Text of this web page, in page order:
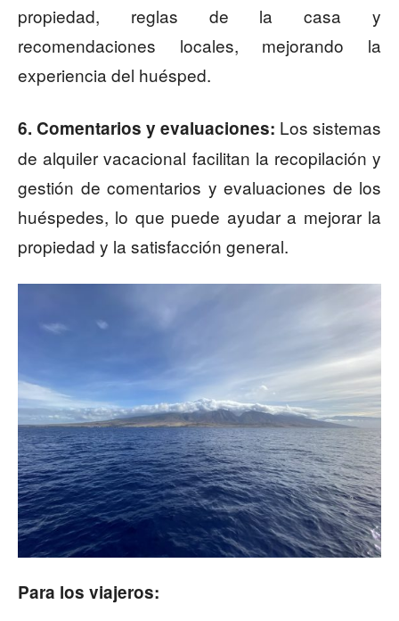
propiedad, reglas de la casa y
recomendaciones locales, mejorando la
experiencia del huésped.
6. Comentarios y evaluaciones: Los sistemas
de alquiler vacacional facilitan la recopilación y
gestión de comentarios y evaluaciones de los
huéspedes, lo que puede ayudar a mejorar la
propiedad y la satisfacción general.
Para los viajeros: